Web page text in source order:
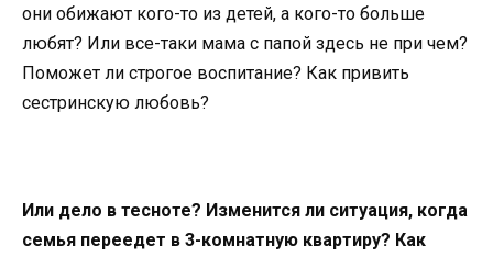
они обижают кого-то из детей, а кого-то больше
любят? Или все-таки мама с папой здесь не при чем?
Поможет ли строгое воспитание? Как привить
сестринскую любовь?
Или дело в тесноте? Изменится ли ситуация, когда
семья переедет в 3-комнатную квартиру? Как